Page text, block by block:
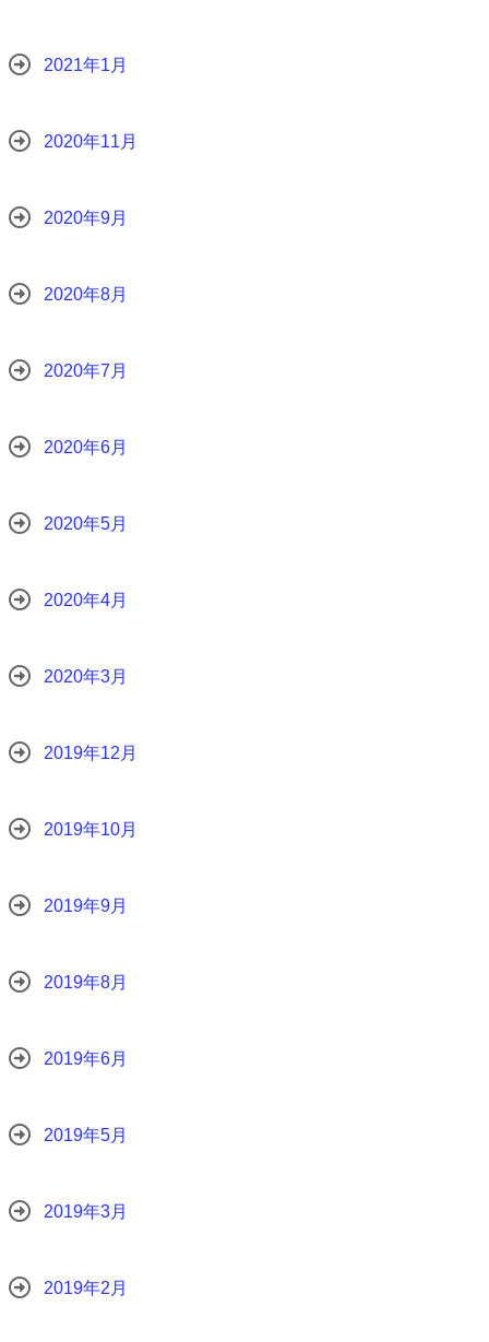
2021年1月
2020年11月
2020年9月
2020年8月
2020年7月
2020年6月
2020年5月
2020年4月
2020年3月
2019年12月
2019年10月
2019年9月
2019年8月
2019年6月
2019年5月
2019年3月
2019年2月